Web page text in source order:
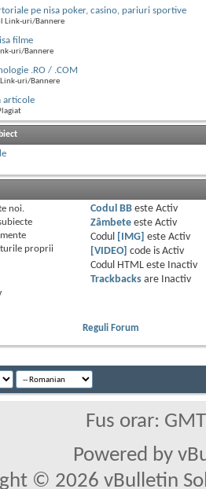
pe nisa poker, casino, pariuri sportive
Link-uri/Bannere
filme
uri/Bannere
.RO / .COM
uri/Bannere
articole
noi.
proprii
Codul BBeste Activ
Zâmbeteeste Activ
Codul
[IMG] este Activ
[VIDEO] code is Activ
Codul HTML este
Inactiv
Trackbacksare
Inactiv
Reguli Forum
Fus orar:
Powered by
© 2026 vBulletin